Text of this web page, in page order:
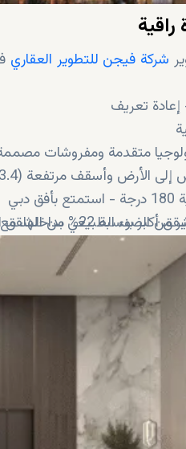
شركة فيجن للتطوير العقاري
تعريف
متقدمة ومفروشات
الأرض وأسقف مرتفعة (3.4 متر)
من الشقق المتوسطة
بشكل معقد
لتناول الطعام مع أفراد
- تتمتع شركة فيجن بسجل
- للعناية بصحتك
بكل احتياجاتك
حسب الطلب - تجسيد للراحة
- بيئة رعاية لأطفالك الصغار
الدخول إلى السوق أسهل
- نسبة لارتفاع أسعار العقارات
من الضوء الطبيعي بداخلها،